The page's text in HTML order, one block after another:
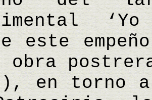
este
obra
en torno